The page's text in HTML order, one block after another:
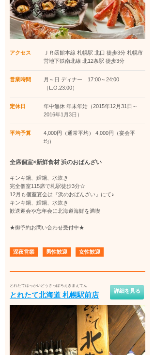
アクセス
ＪＲ函館本線 札幌駅 北口 徒歩3分 札幌市
営地下鉄南北線 北12条駅 徒歩3分
営業時間
月～日 ディナー 17:00～24:00
（L.O.23:00）
定休日
年中無休 年末年始（2015年12月31日～
2016年1月3日）
平均予算
4,000円（通常平均） 4,000円（宴会平
均）
全席個室×新鮮食材 浜のおばんざい
キンキ鍋、鱈鍋、水炊き
完全個室115席で札駅徒歩3分☆
12月も個室宴会は『浜のおばんざい』にて♪
キンキ鍋、鱈鍋、水炊き
歓送迎会や忘年会に北海道海鮮を満喫
★御予約お問い合わせ受付中★
深夜営業 男性歓迎 女性歓迎
とれたてほっかいどうさっぽろえきまえてん
とれたて北海道 札幌駅前店 詳細を見る